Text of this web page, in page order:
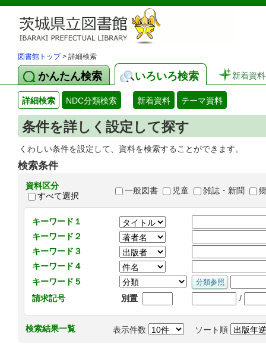
図書館トップ> 詳細検索
かんたん検索 いろいろ検索 新着資料
詳細検索 NDC分類検索 新着資料 テーマ資料
条件を詳しく設定して探す
くわしい条件を設定して、資料を検索することができます。
検索条件
資料区分
すべて選択
一般図書 児童 雑誌・新聞
キーワード１
キーワード２
キーワード３
キーワード４
キーワード５
請求記号
別置 /
検索結果一覧 表示件数 ソート順